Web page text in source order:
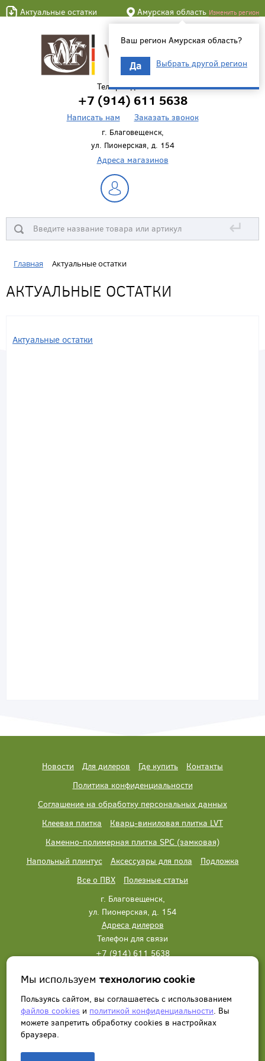
Актуальные остатки Амурская область Изменить регион
Ваш регион Амурская область?
Да Выбрать другой регион
Телефон для связи
+7 (914) 611 5638
Написать нам Заказать звонок
г. Благовещенск,
ул. Пионерская, д. 154
Адреса магазинов
↵
Главная Актуальные остатки
АКТУАЛЬНЫЕ ОСТАТКИ
Актуальные остатки
Новости Для дилеров Где купить
Контакты
Политика конфиденциальности
Соглашение на обработку персональных данных
Клеевая плитка
Кварц-виниловая плитка LVT
Каменно-полимерная плитка SPC (замковая)
Напольный плинтус
Аксессуары для пола
Подложка
Все о ПВХ
Полезные статьи
г. Благовещенск,
ул. Пионерская, д. 154
Адреса дилеров
Телефон для связи
+7 (914) 611 5638
Написать нам Заказать звонок
Мы используемтехнологию cookie
Пользуясь сайтом, вы соглашаетесь с использованием
файлов cookies и политикой конфиденциальности. Вы
можете запретить обработку сookies в настройках
браузера.